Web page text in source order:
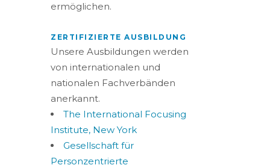
ermöglichen.
ZERTIFIZIERTE AUSBILDUNG
Unsere Ausbildungen werden
von internationalen und
nationalen Fachverbänden
anerkannt.
The International Focusing
Institute, New York
Gesellschaft für
Personzentrierte